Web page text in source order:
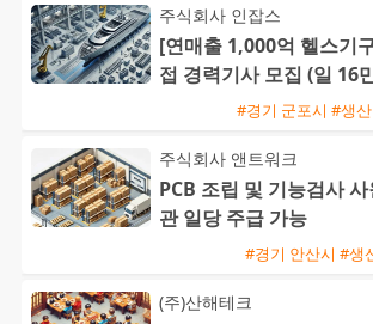
주식회사 인잡스
[연매출 1,000억 헬스기
접 경력기사 모집 (일 16
#경기 군포시 #생
주식회사 앤트워크
PCB 조립 및 기능검사
관 일당 주급 가능
#경기 안산시 #생
(주)산해테크